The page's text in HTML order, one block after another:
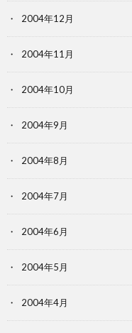
2004年12月
2004年11月
2004年10月
2004年9月
2004年8月
2004年7月
2004年6月
2004年5月
2004年4月